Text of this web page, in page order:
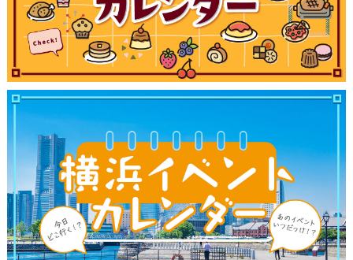
ランキング
ブログ記事
サイトについて